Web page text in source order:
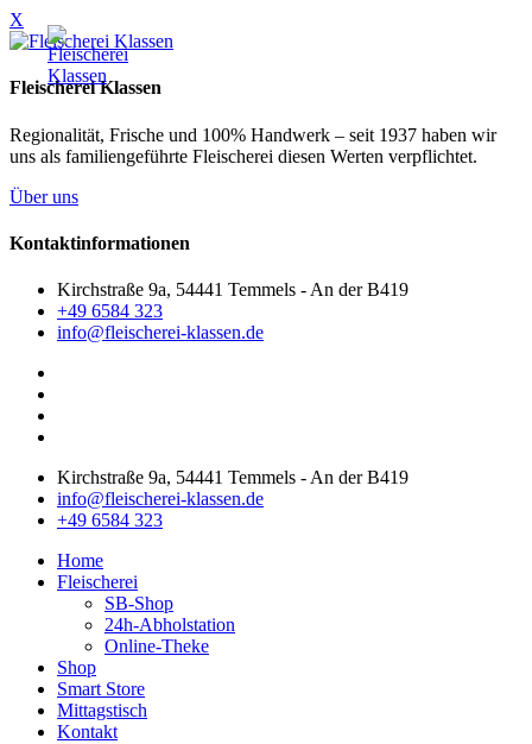
X
Fleischerei Klassen
Regionalität, Frische und 100% Handwerk – seit 1937 haben wir
uns als familiengeführte Fleischerei diesen Werten verpflichtet.
Über uns
Kontaktinformationen
Kirchstraße 9a, 54441 Temmels - An der B419
+49 6584 323
info@fleischerei-klassen.de
Kirchstraße 9a, 54441 Temmels - An der B419
info@fleischerei-klassen.de
+49 6584 323
Home
Fleischerei
SB-Shop
24h-Abholstation
Online-Theke
Shop
Smart Store
Mittagstisch
Kontakt